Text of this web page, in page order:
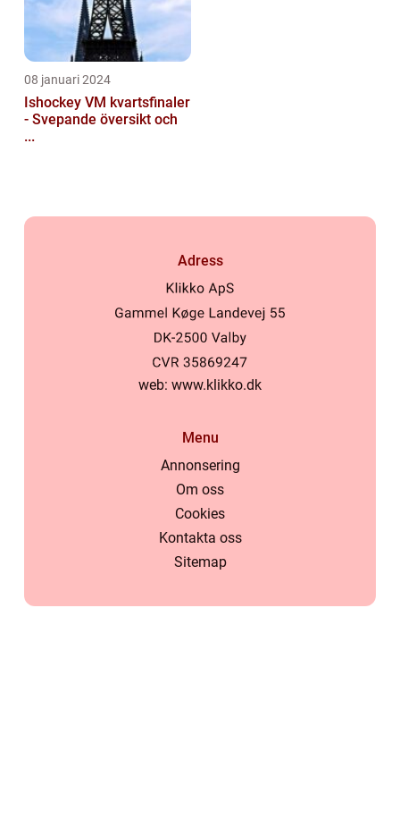
08 januari 2024
Ishockey VM kvartsfinaler
- Svepande översikt och
...
Adress
web: www.klikko.dk
Menu
Annonsering
Om oss
Cookies
Kontakta oss
Sitemap